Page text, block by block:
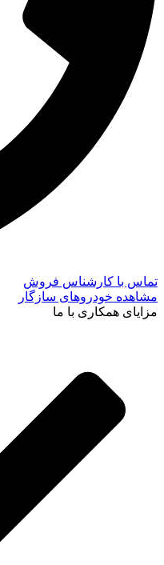
تماس با کارشناس فروش
مشاهده خودروهای سازگار
مزایای همکاری با ما